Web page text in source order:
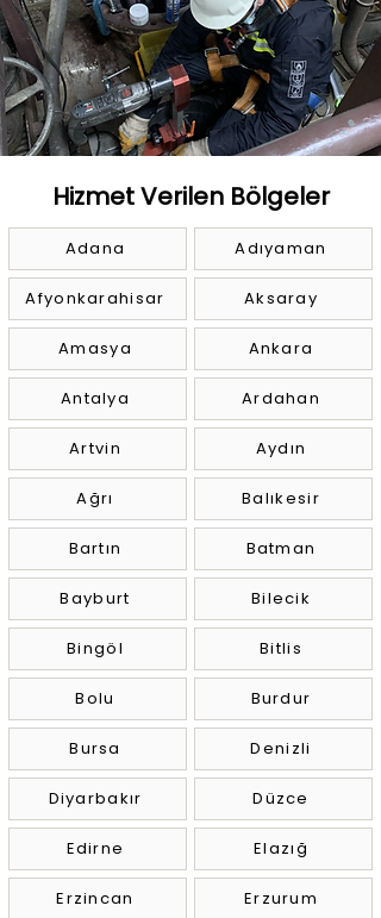
Hizmet Verilen Bölgeler
Adana
Afyonkarahisar
Amasya
Antalya
Artvin
Ağrı
Bartın
Bayburt
Bingöl
Bolu
Bursa
Diyarbakır
Edirne
Erzincan
Adıyaman
Aksaray
Ankara
Ardahan
Aydın
Balıkesir
Batman
Bilecik
Bitlis
Burdur
Denizli
Düzce
Elazığ
Erzurum